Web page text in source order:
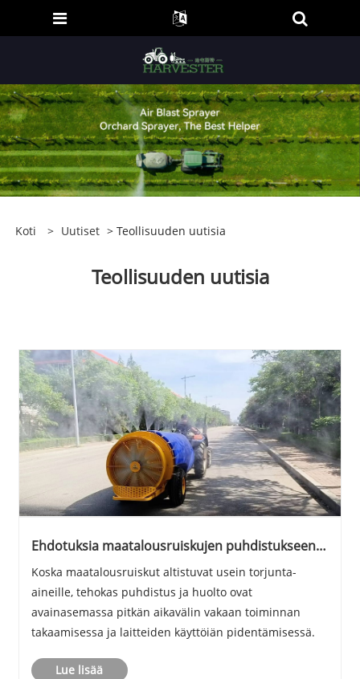
Koti > Uutiset > Teollisuuden uutisia
Teollisuuden uutisia
Ehdotuksia maatalousruiskujen puhdistukseen
Koska maatalousruiskut altistuvat usein torjunta-
aineille, tehokas puhdistus ja huolto ovat
avainasemassa pitkän aikavälin vakaan toiminnan
takaamisessa ja laitteiden käyttöiän pidentämisessä.
Lue lisää